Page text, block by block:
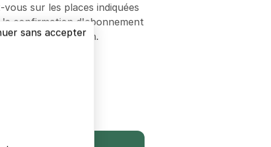
vous sur les places indiquées
la confirmation d'abonnement
ou de réservation.
sans accepter